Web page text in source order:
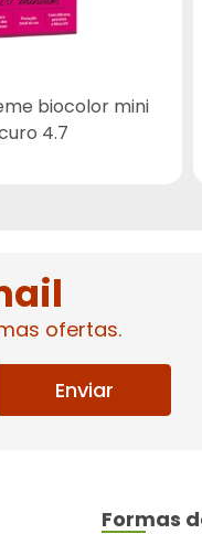
biocolor mini
4.7
ofertas.
Enviar
Formas